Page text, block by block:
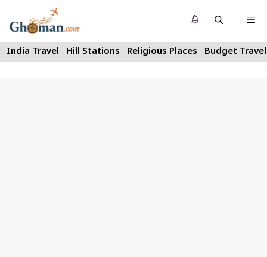
to
content
India Travel Hill Stations Religious Places Budget Travel